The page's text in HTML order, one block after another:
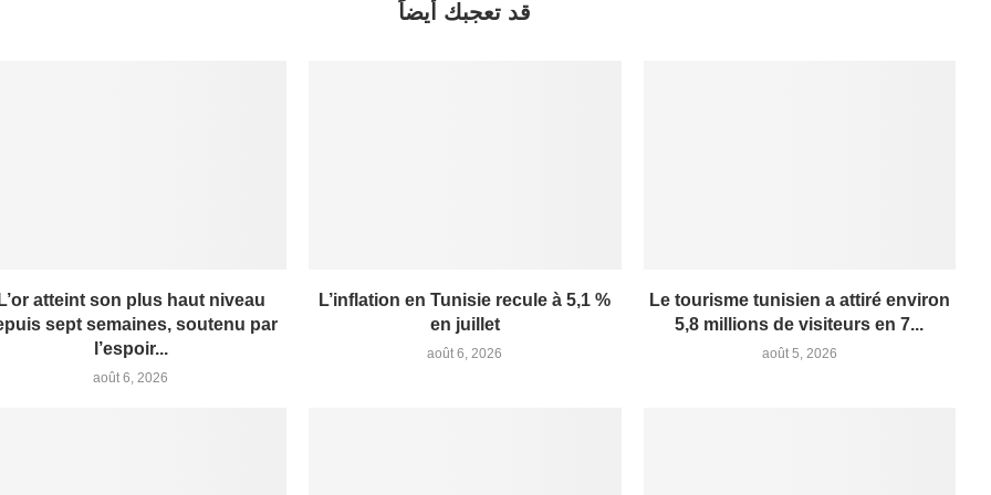
قد تعجبك أيضاً
atteint son plus haut niveau
sept semaines, soutenu par
l’espoir...
août 6, 2026
L’inflation en Tunisie recule à 5,1 %
en juillet
août 6, 2026
Le tourisme tunisien a attiré environ
5,8 millions de visiteurs en 7...
août 5, 2026